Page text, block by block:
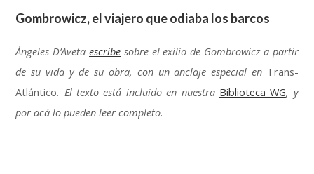
Gombrowicz,el viajero que odiaba los barcos
Ángeles D’Aveta escribe sobre el exilio de Gombrowicz a partir
de su vida y de su obra, con un anclaje especial en Trans-
Atlántico. El texto está incluido en nuestra Biblioteca WG, y
por acá lo pueden leer completo.